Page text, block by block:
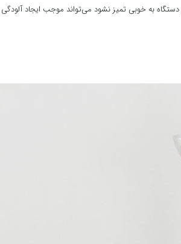
به خوبی تمیز نشود می‌تواند موجب ایجاد